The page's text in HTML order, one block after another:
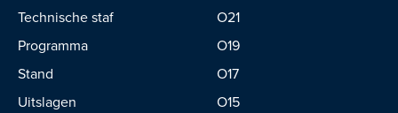
Technische staf
Programma
Stand
Uitslagen
O21
O19
O17
O15